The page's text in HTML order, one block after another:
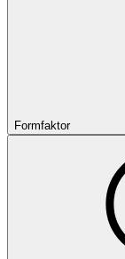
Formfaktor